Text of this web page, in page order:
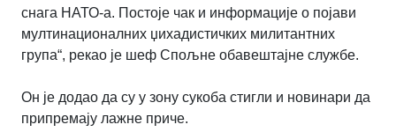
снага НАТО-а. Постоје чак и информације о појави
мултинационалних џихадистичких милитантних
група“, рекао је шеф Спољне обавештајне службе.
Он је додао да су у зону сукоба стигли и новинари да
припремају лажне приче.